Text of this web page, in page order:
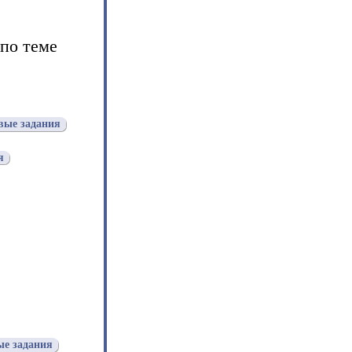
теме
задания
задания